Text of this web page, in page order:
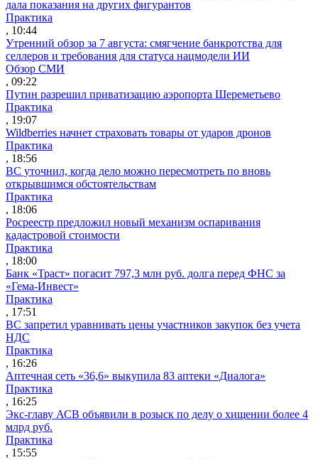
дала показания на других фигурантов
Практика
, 10:44
Утренний обзор за 7 августа: смягчение банкротства для
селлеров и требования для статуса нацмодели ИИ
Обзор СМИ
, 09:22
Путин разрешил приватизацию аэропорта Шереметьево
Практика
, 19:07
Wildberries начнет страховать товары от ударов дронов
Практика
, 18:56
ВС уточнил, когда дело можно пересмотреть по вновь
открывшимся обстоятельствам
Практика
, 18:06
Росреестр предложил новый механизм оспаривания
кадастровой стоимости
Практика
, 18:00
Банк «Траст» погасит 797,3 млн руб. долга перед ФНС за
«Гема-Инвест»
Практика
, 17:51
ВС запретил уравнивать цены участников закупок без учета
НДС
Практика
, 16:26
Аптечная сеть «36,6» выкупила 83 аптеки «Диалога»
Практика
, 16:25
Экс-главу АСВ объявили в розыск по делу о хищении более 4
млрд руб.
Практика
, 15:55